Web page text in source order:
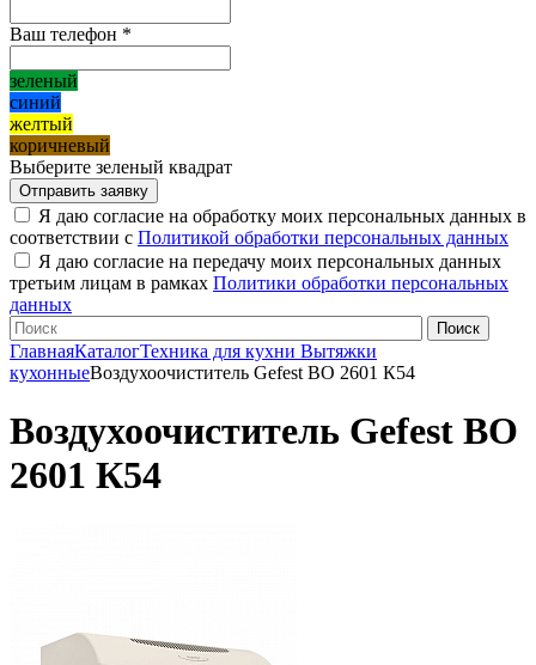
Ваш телефон *
зеленый
синий
желтый
коричневый
Выберите зеленый квадрат
Я даю согласие на обработку моих персональных данных в
соответствии с Политикой обработки персональных данных
Я даю согласие на передачу моих персональных данных
третьим лицам в рамках Политики обработки персональных
данных
ГлавнаяКаталогТехника для кухни Вытяжки
кухонныеВоздухоочиститель Gefest ВО 2601 К54
Воздухоочиститель Gefest ВО
2601 К54